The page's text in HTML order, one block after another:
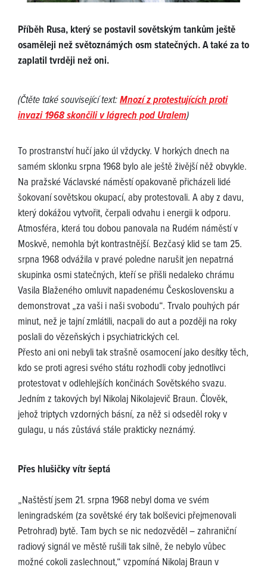
Příběh Rusa, který se postavil sovětským tankům ještě
osaměleji než světoznámých osm statečných. A také za to
zaplatil tvrději než oni.
(Čtěte také související text:Mnozí z protestujících proti
invazi 1968 skončili v lágrech pod Uralem)
To prostranství hučí jako úl vždycky. V horkých dnech na
samém sklonku srpna 1968 bylo ale ještě živější něž obvykle.
Na pražské Václavské náměstí opakovaně přicházeli lidé
šokovaní sovětskou okupací, aby protestovali. A aby z davu,
který dokážou vytvořit, čerpali odvahu i energii k odporu.
Atmosféra, která tou dobou panovala na Rudém náměstí v
Moskvě, nemohla být kontrastnější. Bezčasý klid se tam 25.
srpna 1968 odvážila v pravé poledne narušit jen nepatrná
skupinka osmi statečných, kteří se přišli nedaleko chrámu
Vasila Blaženého omluvit napadenému Československu a
demonstrovat „za vaši i naši svobodu“. Trvalo pouhých pár
minut, než je tajní zmlátili, nacpali do aut a později na roky
poslali do vězeňských i psychiatrických cel.
Přesto ani oni nebyli tak strašně osamocení jako desítky těch,
kdo se proti agresi svého státu rozhodli coby jednotlivci
protestovat v odlehlejších končinách Sovětského svazu.
Jedním z takových byl Nikolaj Nikolajevič Braun. Člověk,
jehož triptych vzdorných básní, za něž si odseděl roky v
gulagu, u nás zůstává stále prakticky neznámý.
Přes hlušičky vítr šeptá
„Naštěstí jsem 21. srpna 1968 nebyl doma ve svém
leningradském (za sovětské éry tak bolševici přejmenovali
Petrohrad) bytě. Tam bych se nic nedozvěděl – zahraniční
radiový signál ve městě rušili tak silně, že nebylo vůbec
možné cokoli zaslechnout,“ vzpomíná Nikolaj Braun v